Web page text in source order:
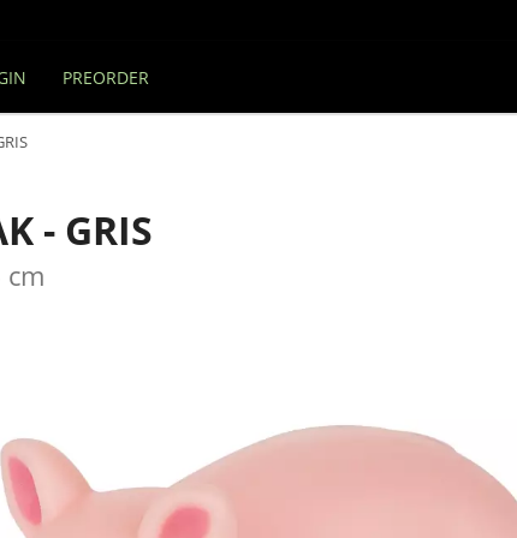
PREORDER
- GRIS
cm